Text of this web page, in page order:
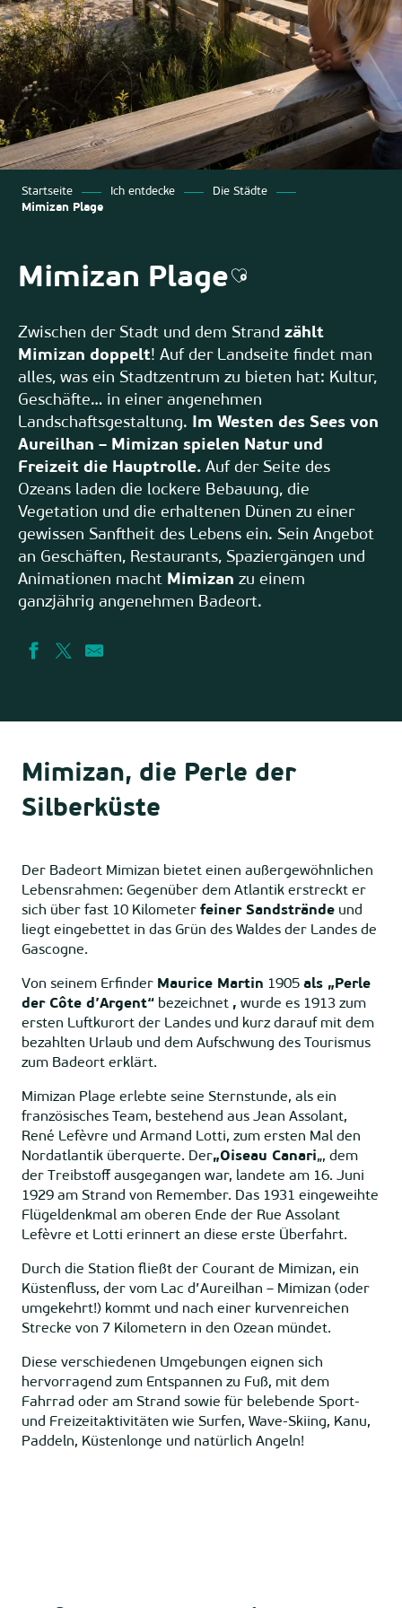
Startseite Ich entdecke
Die Städte
Mimizan Plage
Mimizan PlageAjouter aux
Zwischen der Stadt und dem Strand zählt
Mimizan doppelt! Auf der Landseite findet man
alles, was ein Stadtzentrum zu bieten hat: Kultur,
Geschäfte… in einer angenehmen
Landschaftsgestaltung. Im Westen des Sees von
Aureilhan – Mimizan spielen Natur und
Freizeit die Hauptrolle. Auf der Seite des
Ozeans laden die lockere Bebauung, die
Vegetation und die erhaltenen Dünen zu einer
gewissen Sanftheit des Lebens ein. Sein Angebot
an Geschäften, Restaurants, Spaziergängen und
Animationen macht Mimizan zu einem
ganzjährig angenehmen Badeort.
Mimizan, die Perle der
Silberküste
Der Badeort Mimizan bietet einen außergewöhnlichen
Lebensrahmen: Gegenüber dem Atlantik erstreckt er
sich über fast 10 Kilometer feiner Sandstrände und
liegt eingebettet in das Grün des Waldes der Landes de
Gascogne.
Von seinem Erfinder Maurice Martin 1905 als „Perle
der Côte d’Argent“ bezeichnet , wurde es 1913 zum
ersten Luftkurort der Landes und kurz darauf mit dem
bezahlten Urlaub und dem Aufschwung des Tourismus
zum Badeort erklärt.
Mimizan Plage erlebte seine Sternstunde, als ein
französisches Team, bestehend aus Jean Assolant,
René Lefèvre und Armand Lotti, zum ersten Mal den
Nordatlantik überquerte. Der„Oiseau Canari„, dem
der Treibstoff ausgegangen war, landete am 16. Juni
1929 am Strand von Remember. Das 1931 eingeweihte
Flügeldenkmal am oberen Ende der Rue Assolant
Lefèvre et Lotti erinnert an diese erste Überfahrt.
Durch die Station fließt der Courant de Mimizan, ein
Küstenfluss, der vom Lac d’Aureilhan – Mimizan (oder
umgekehrt!) kommt und nach einer kurvenreichen
Strecke von 7 Kilometern in den Ozean mündet.
Diese verschiedenen Umgebungen eignen sich
hervorragend zum Entspannen zu Fuß, mit dem
Fahrrad oder am Strand sowie für belebende Sport-
und Freizeitaktivitäten wie Surfen, Wave-Skiing, Kanu,
Paddeln, Küstenlonge und natürlich Angeln!